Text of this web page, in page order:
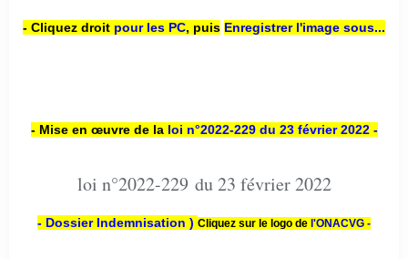
- Cliquez droit pour les PC, puis Enregistrer l'image sous...
- Mise en œuvre de la loi n°2022-229 du 23 février 2022 -
loi n°2022-229 du 23 février 2022
- Dossier Indemnisation ) Cliquez sur le logo de l'ONACVG -